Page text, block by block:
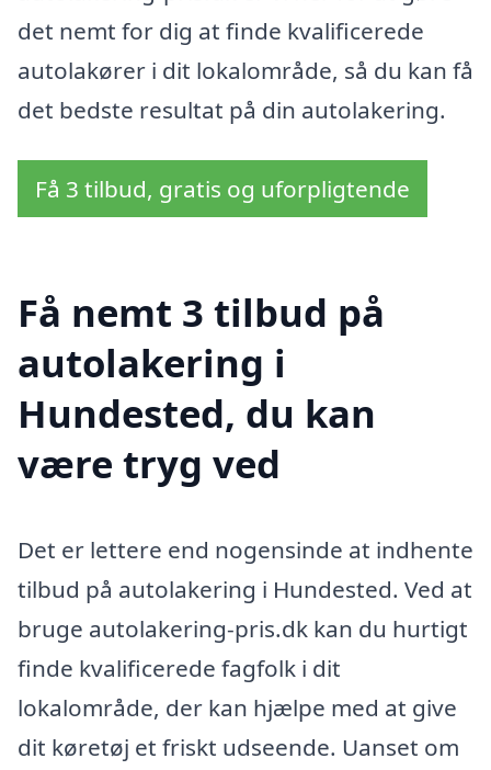
det nemt for dig at finde kvalificerede
autolakører i dit lokalområde, så du kan få
det bedste resultat på din autolakering.
Få 3 tilbud, gratis og uforpligtende
Få nemt 3 tilbud på
autolakering i
Hundested, du kan
være tryg ved
Det er lettere end nogensinde at indhente
tilbud på autolakering i Hundested. Ved at
bruge autolakering-pris.dk kan du hurtigt
finde kvalificerede fagfolk i dit
lokalområde, der kan hjælpe med at give
dit køretøj et friskt udseende. Uanset om